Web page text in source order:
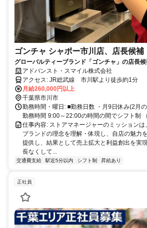
ゴンチャ シャポー市川店、店長候補
グローバルティーブランド「ゴンチャ」の店長
アドバンスト・スマイル株式会社
アクセス: JR総武線 市川駅より徒歩約1分
月給260,000円以上
千葉県市川市
勤務時間・曜日: ■勤務日数 ・月9日休み(2月
勤務時間 9:00～22:00の時間の間でシフト制
仕事内容: ストアマネージャーのミッション
ブランドの理念を理解・体現し、自店の魅力
提供し、結果として売上拡大と利益創出を実
長なくして...
交通費支給 駅近5分以内 シフト制 昇給あり
正社員